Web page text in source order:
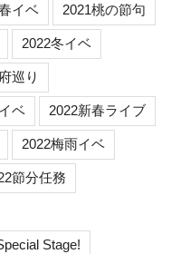
イベ 2021桃の節句
2022冬イベ
巡り
ベ 2022新春ライブ
2022梅雨イベ
節分任務
Stage!